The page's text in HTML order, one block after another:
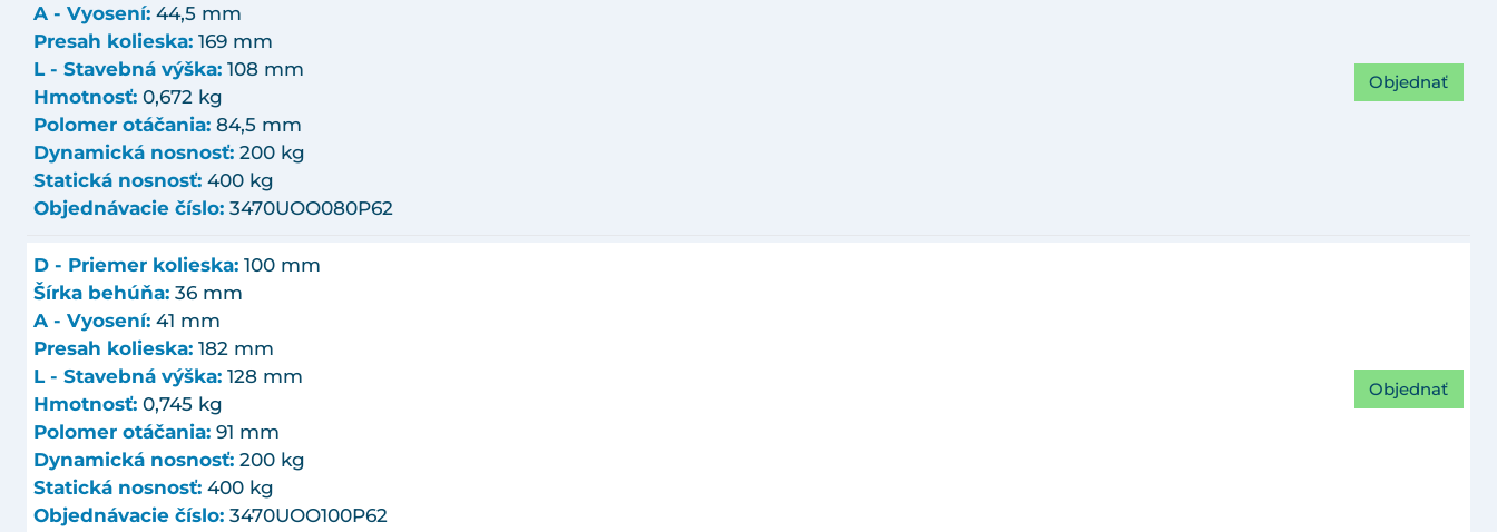
A - Vyosení: 44,5 mm
Presah kolieska: 169 mm
L - Stavebná výška: 108 mm
Hmotnosť: 0,672 kg
Polomer otáčania: 84,5 mm
Dynamická nosnosť: 200 kg
Statická nosnosť: 400 kg
Objednávacie číslo: 3470UOO080P62
Objednať
D - Priemer kolieska: 100 mm
Šírka behúňa: 36 mm
A - Vyosení: 41 mm
Presah kolieska: 182 mm
L - Stavebná výška: 128 mm
Hmotnosť: 0,745 kg
Polomer otáčania: 91 mm
Dynamická nosnosť: 200 kg
Statická nosnosť: 400 kg
Objednávacie číslo: 3470UOO100P62
Objednať